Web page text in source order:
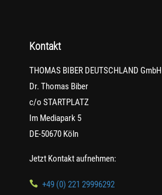
Kontakt
THOMAS BIBER DEUTSCHLAND GmbH
Dr. Thomas Biber
c/o STARTPLATZ
Im Mediapark 5
DE-50670 Köln
Jetzt Kontakt aufnehmen:
 +49 (0) 221 29996292